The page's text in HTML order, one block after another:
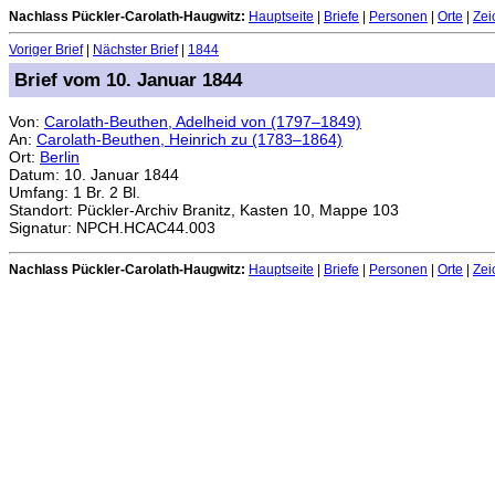
Nachlass Pückler-Carolath-Haugwitz: Hauptseite Briefe Personen Orte
Voriger Brief| Nächster Brief| 1844
Brief vom 10. Januar 1844
Von: Carolath-Beuthen, Adelheid von (1797–1849)
An: Carolath-Beuthen, Heinrich zu (1783–1864)
Ort: Berlin
Datum: 10. Januar 1844
Umfang: 1 Br. 2 Bl.
Standort: Pückler-Archiv Branitz, Kasten 10, Mappe 103
Signatur: NPCH.HCAC44.003
Nachlass Pückler-Carolath-Haugwitz: Hauptseite Briefe Personen Orte